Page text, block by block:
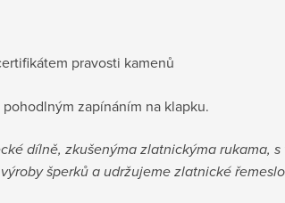
pravosti kamenů
zapínáním na klapku.
dílně, zkušenýma zlatnickýma rukama,
šperků a udržujeme zlatnické